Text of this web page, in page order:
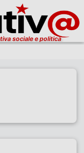
sociale e politica